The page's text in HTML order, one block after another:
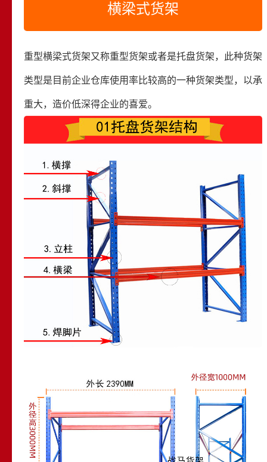
横梁式货架
重型横梁式货架又称重型货架或者是托盘货架，此种货架
类型是目前企业仓库使用率比较高的一种货架类型，以承
重大，造价低深得企业的喜爱。